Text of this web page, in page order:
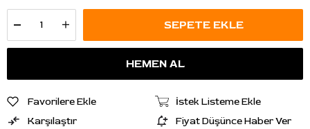
Favorilere Ekle
İstek Listeme Ekle
Karşılaştır
Fiyat Düşünce Haber Ver